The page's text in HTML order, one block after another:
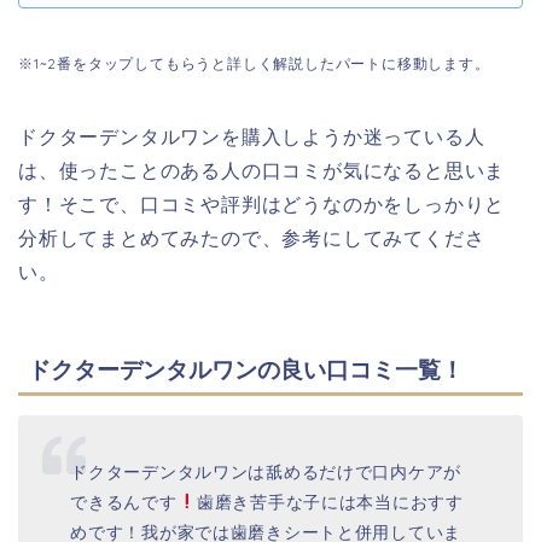
※1~2番をタップしてもらうと詳しく解説したパートに移動します。
ドクターデンタルワンを購入しようか迷っている人
は、使ったことのある人の口コミが気になると思いま
す！そこで、口コミや評判はどうなのかをしっかりと
分析してまとめてみたので、参考にしてみてくださ
い。
ドクターデンタルワンの良い口コミ一覧！
ドクターデンタルワンは舐めるだけで口内ケアが
できるんです
歯磨き苦手な子には本当におすす
めです！我が家では歯磨きシートと併用していま